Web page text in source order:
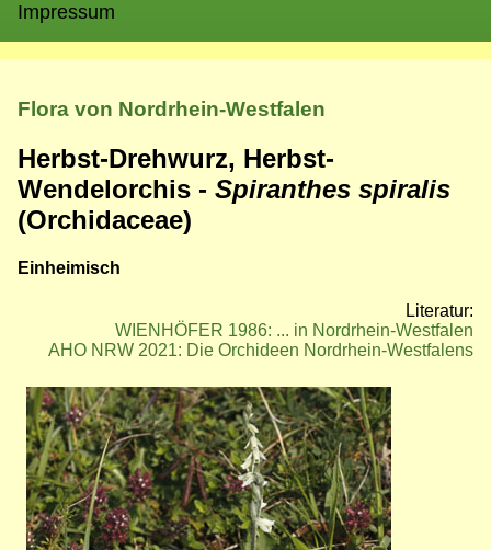
Impressum
Flora von Nordrhein-Westfalen
Herbst-Drehwurz, Herbst-
Wendelorchis - Spiranthes spiralis
(Orchidaceae)
Einheimisch
Literatur:
WIENHÖFER 1986: ... in Nordrhein-Westfalen
AHO NRW 2021: Die Orchideen Nordrhein-Westfalens
Bild